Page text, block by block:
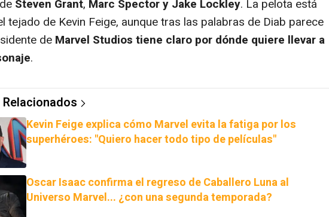
Steven Grant, Marc Spector y Jake Lockley. La pelota está
tejado de Kevin Feige, aunque tras las palabras de Diab parece
de Marvel Studios tiene claro por dónde quiere llevar a
.
Kevin Feige explica cómo Marvel evita la fatiga por los
superhéroes: "Quiero hacer todo tipo de películas"
Oscar Isaac confirma el regreso de Caballero Luna al
Universo Marvel... ¿con una segunda temporada?